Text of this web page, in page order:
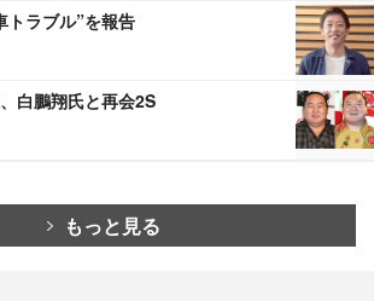
トラブル”を報告
白鵬翔氏と再会2S
もっと見る